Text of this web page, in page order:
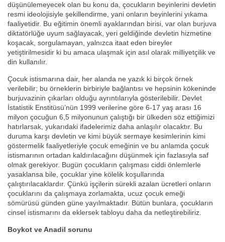
düşünülemeyecek olan bu konu da, çocukların beyinlerini devletin
resmi ideolojisiyle şekillendirme, yani onların beyinlerini yıkama
faaliyetidir. Bu eğitimin önemli ayaklarından birisi, var olan burjuva
diktatörlüğe uyum sağlayacak, yeri geldiğinde devletin hizmetine
koşacak, sorgulamayan, yalnızca itaat eden bireyler
yetiştirilmesidir ki bu amaca ulaşmak için asıl olarak milliyetçilik ve
din kullanılır.
Çocuk istismarına dair, her alanda ne yazık ki birçok örnek
verilebilir; bu örneklerin birbiriyle bağlantısı ve hepsinin kökeninde
burjuvazinin çıkarları olduğu ayrıntılarıyla gösterilebilir. Devlet
İstatistik Enstitüsü’nün 1999 verilerine göre 6-17 yaş arası 16
milyon çocuğun 6,5 milyonunun çalıştığı bir ülkeden söz ettiğimizi
hatırlarsak, yukarıdaki ifadelerimiz daha anlaşılır olacaktır. Bu
duruma karşı devletin ve kimi büyük sermaye kesimlerinin kimi
göstermelik faaliyetleriyle çocuk emeğinin ve bu anlamda çocuk
istismarının ortadan kaldırılacağını düşünmek için fazlasıyla saf
olmak gerekiyor. Bugün çocukların çalışması ciddi önlemlerle
yasaklansa bile, çocuklar yine kölelik koşullarında
çalıştırılacaklardır. Çünkü işçilerin sürekli azalan ücretleri onların
çocuklarını da çalışmaya zorlamakta, ucuz çocuk emeği
sömürüsü günden güne yayılmaktadır. Bütün bunlara, çocukların
cinsel istismarını da eklersek tabloyu daha da netleştirebiliriz.
Boykot ve Anadil sorunu